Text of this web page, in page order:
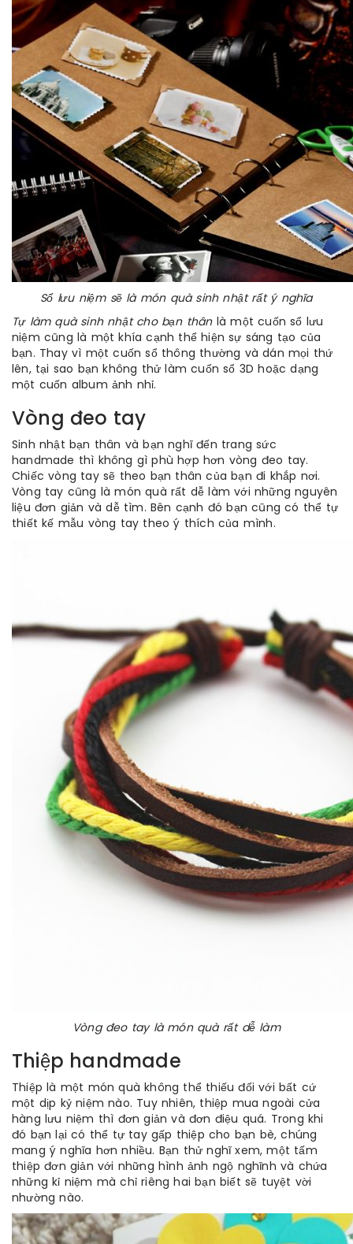
Sổ lưu niệm sẽ là món quà sinh nhật rất ý nghĩa
Tự làm quà sinh nhật cho bạn thânlà một cuốn sổ lưu
niệm cũng là một khía cạnh thể hiện sự sáng tạo của
bạn. Thay vì một cuốn sổ thông thường và dán mọi thứ
lên, tại sao bạn không thử làm cuốn sổ 3D hoặc dạng
một cuốn album ảnh nhỉ.
Vòng đeo tay
Sinh nhật bạn thân và bạn nghĩ đến trang sức
handmade thì không gì phù hợp hơn vòng đeo tay.
Chiếc vòng tay sẽ theo bạn thân của bạn đi khắp nơi.
Vòng tay cũng là món quà rất dễ làm với những nguyên
liệu đơn giản và dễ tìm. Bên cạnh đó bạn cũng có thể tự
thiết kế mẫu vòng tay theo ý thích của mình.
Vòng đeo tay là món quà rất dễ làm
Thiệp handmade
Thiệp là một món quà không thể thiếu đối với bất cứ
một dịp kỷ niệm nào. Tuy nhiên, thiệp mua ngoài cửa
hàng lưu niệm thì đơn giản và đơn điệu quá. Trong khi
đó bạn lại có thể tự tay gấp thiệp cho bạn bè, chúng
mang ý nghĩa hơn nhiều. Bạn thử nghĩ xem, một tấm
thiệp đơn giản với những hình ảnh ngộ nghĩnh và chứa
những kỉ niệm mà chỉ riêng hai bạn biết sẽ tuyệt vời
nhường nào.